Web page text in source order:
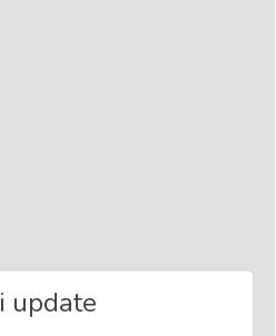
update